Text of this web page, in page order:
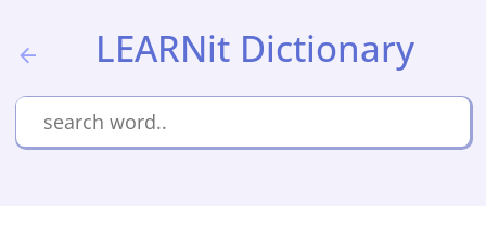
LEARNit Dictionary